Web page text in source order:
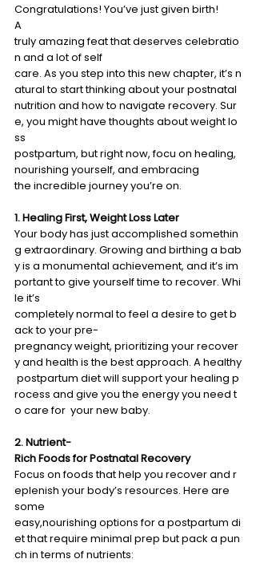
Congratulations! You’ve just given birth!
A
truly amazing feat that deserves celebratio
n and a lot of self
care. As you step into this new chapter, it’s n
atural to start thinking about your postnatal
nutrition and how to navigate recovery. Sur
e, you might have thoughts about weight lo
ss
postpartum, but right now, focu on healing,
nourishing yourself, and embracing
the incredible journey you’re on.
1. Healing First, Weight Loss Later
Your body has just accomplished somethin
g extraordinary. Growing and birthing a bab
y is a monumental achievement, and it’s im
portant to give yourself time to recover. Whi
le it’s
completely normal to feel a desire to get b
ack to your pre-
pregnancy weight, prioritizing your recover
y and health is the best approach. A healthy
postpartum diet will support your healing p
rocess and give you the energy you need t
o care for  your new baby.
2. Nutrient-
Rich Foods for Postnatal Recovery
Focus on foods that help you recover and r
eplenish your body’s resources. Here are
some
easy,nourishing options for a postpartum di
et that require minimal prep but pack a pun
ch in terms of nutrients: